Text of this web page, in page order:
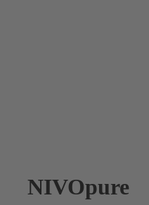
NIVOpure